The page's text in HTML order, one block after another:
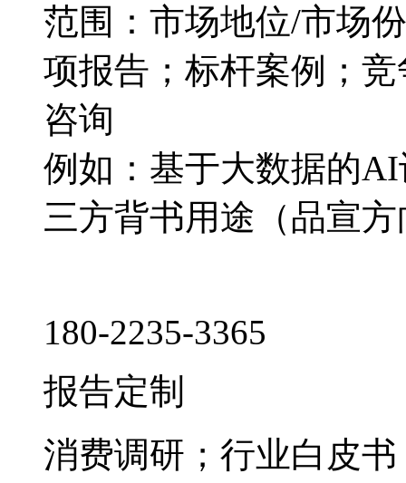
范围：市场地位/市场
项报告；标杆案例；
咨询
例如：基于大数据的
三方背书用途（品宣
180-2235-3365
报告定制
消费调研；行业白皮